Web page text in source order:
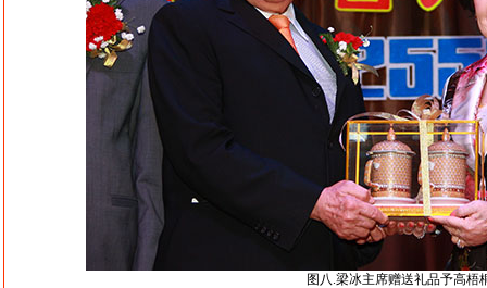
图八.梁冰主席赠送礼品予高梧